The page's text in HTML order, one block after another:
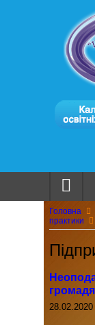
Головна
практики
28.02.2020